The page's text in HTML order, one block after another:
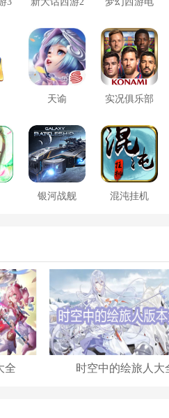
天谕 实况俱乐部
银河战舰 混沌挂机
全 时空中的绘旅人大